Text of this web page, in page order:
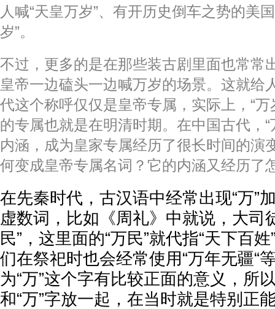
人喊“天皇万岁”、有开历史倒车之势的美
岁”。
不过，更多的是在那些装古剧里面也常常
皇帝一边磕头一边喊万岁的场景。这就给
代这个称呼仅仅是皇帝专属，实际上，“
的专属也就是在明清时期。在中国古代，
内涵，成为皇家专属经历了很长时间的演
何变成皇帝专属名词？它的内涵又经历了
在先秦时代，古汉语中经常出现“万”
虚数词，比如《周礼》中就说，大司
民”，这里面的“万民”就代指“天下百
们在祭祀时也会经常使用“万年无疆“
为“万”这个字有比较正面的意义，所
和“万”字放一起，在当时就是特别正